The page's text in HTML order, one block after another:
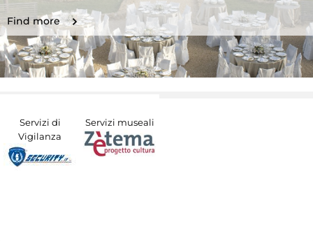
Find more
Servizi di
Vigilanza
Servizi museali